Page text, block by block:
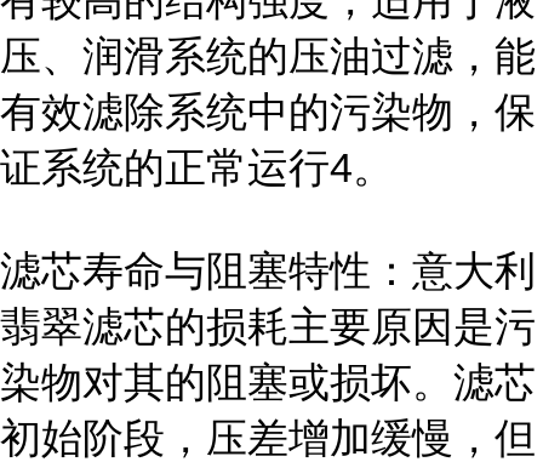
压、润滑系统的压油过滤，能
有效滤除系统中的污染物，保
证系统的正常运行4。
滤芯寿命与阻塞特性：意大利
翡翠滤芯的损耗主要原因是污
染物对其的阻塞或损坏。滤芯
初始阶段，压差增加缓慢，但